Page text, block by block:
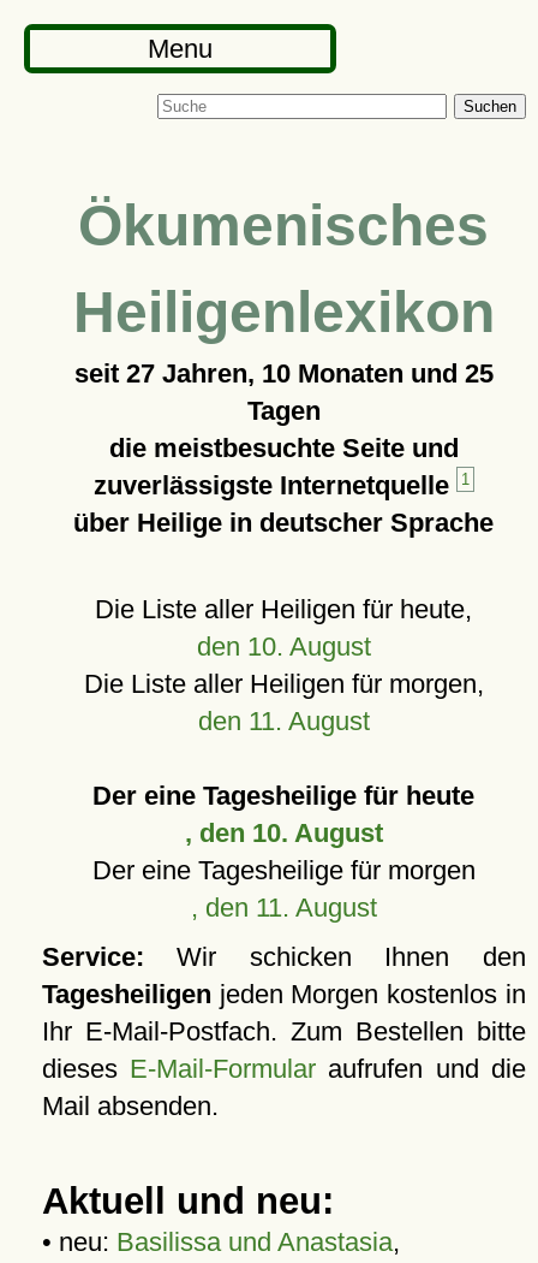
Menu
Suchen
Ökumenisches
Heiligenlexikon
seit 27 Jahren, 10 Monaten und 25
Tagen
die meistbesuchte Seite und
zuverlässigste Internetquelle
1
über Heilige in deutscher Sprache
Die Liste aller Heiligen für heute,
den 10. August
Die Liste aller Heiligen für morgen,
den 11. August
Der eine Tagesheilige für heute
, den 10. August
Der eine Tagesheilige für morgen
, den 11. August
Service: Wir schicken Ihnen den
Tagesheiligen jeden Morgen kostenlos in
Ihr E-Mail-Postfach. Zum Bestellen bitte
dieses E-Mail-Formular aufrufen und die
Mail absenden.
Aktuell und neu:
• neu: Basilissa und Anastasia,